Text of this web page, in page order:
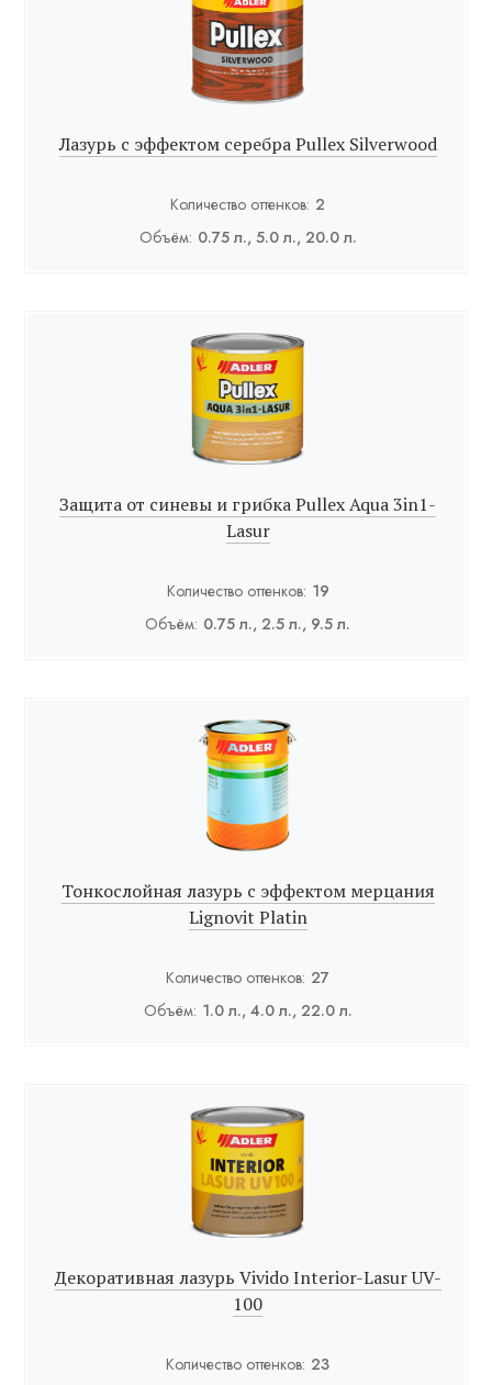
Лазурь с эффектом серебра Pullex Silverwood
Количество оттенков: 2
Объём: 0.75 л., 5.0 л., 20.0 л.
Защита от синевы и грибка Pullex Aqua 3in1-
Lasur
Количество оттенков: 19
Объём: 0.75 л., 2.5 л., 9.5 л.
Тонкослойная лазурь с эффектом мерцания
Lignovit Platin
Количество оттенков: 27
Объём: 1.0 л., 4.0 л., 22.0 л.
Декоративная лазурь Vivido Interior-Lasur UV-
100
Количество оттенков: 23